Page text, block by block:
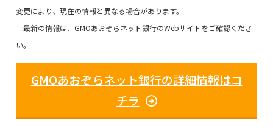
変更により、現在の情報と異なる場合があります。
最新の情報は、GMOあおぞらネット銀行のWebサイトをご確認くださ
い。
GMOあおぞらネット銀行の詳細情報はコ
チラ